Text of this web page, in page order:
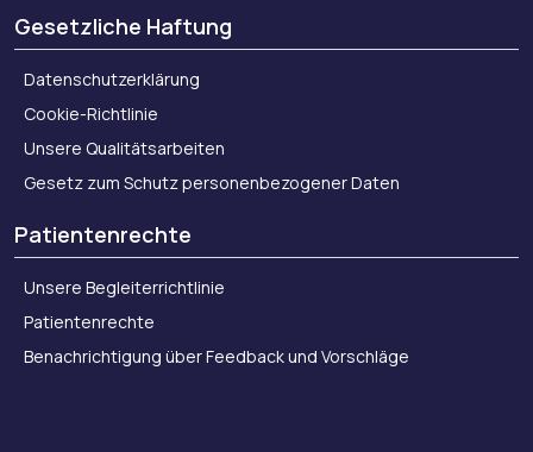
Gesetzliche Haftung
Datenschutzerklärung
Cookie-Richtlinie
Unsere Qualitätsarbeiten
Gesetz zum Schutz personenbezogener Daten
Patientenrechte
Unsere Begleiterrichtlinie
Patientenrechte
Benachrichtigung über Feedback und Vorschläge